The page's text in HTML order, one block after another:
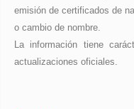
emisión de certificados de
o cambio de nombre.
La información tiene
actualizaciones oficiales.